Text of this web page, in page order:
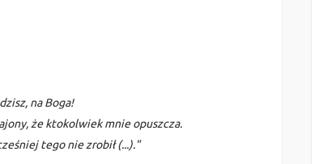
na Boga!
że ktokolwiek mnie opuszcza.
tego nie zrobił (...)."